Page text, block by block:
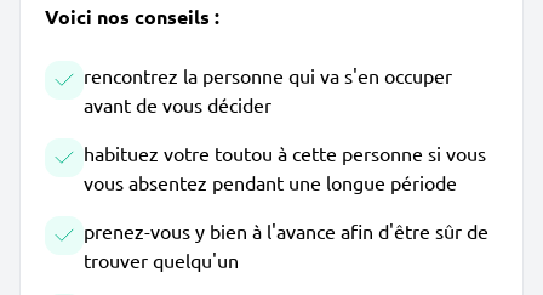
Voici nos conseils :
rencontrez la personne qui va s'en occuper
avant de vous décider
habituez votre toutou à cette personne si vous
vous absentez pendant une longue période
prenez-vous y bien à l'avance afin d'être sûr de
trouver quelqu'un